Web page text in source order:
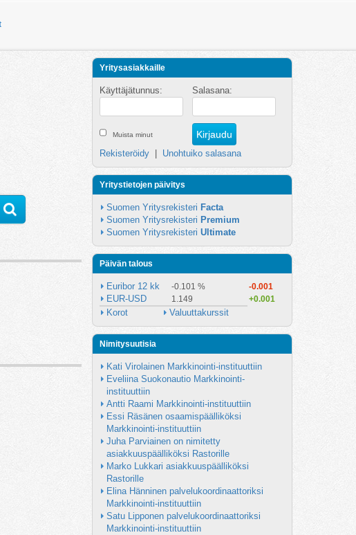
Yritysasiakkaille
Käyttäjätunnus: Salasana:
Muista minut
Rekisteröidy Unohtuiko salasana
Yritystietojen päivitys
Suomen Yritysrekisteri Facta
Suomen Yritysrekisteri Premium
Suomen Yritysrekisteri Ultimate
Päivän talous
Euribor 12 kk -0.101 % -0.001
EUR-USD 1.149 +0.001
Korot Valuuttakurssit
Nimitysuutisia
Kati Virolainen Markkinointi-instituuttiin
Eveliina Suokonautio Markkinointi-
instituuttiin
Antti Raami Markkinointi-instituuttiin
Essi Räsänen osaamispäälliköksi
Markkinointi-instituuttiin
Juha Parviainen on nimitetty
asiakkuuspäälliköksi Rastorille
Marko Lukkari asiakkuuspäälliköksi
Rastorille
Elina Hänninen palvelukoordinaattoriksi
Markkinointi-instituuttiin
Satu Lipponen palvelukoordinaattoriksi
Markkinointi-instituuttiin